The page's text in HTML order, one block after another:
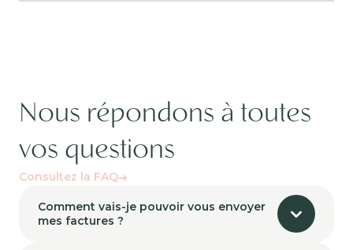
Nous répondons à toutes
vos questions
Consultez la FAQ
Comment vais-je pouvoir vous envoyer
mes factures ?